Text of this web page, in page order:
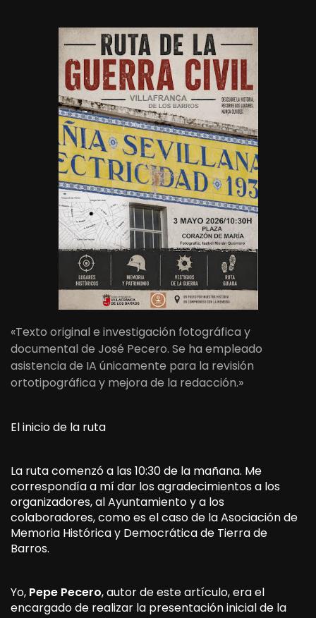
«Texto original e investigación fotográfica y
documental de José Pecero. Se ha empleado
asistencia de IA únicamente para la revisión
ortotipográfica y mejora de la redacción.»
El inicio de la ruta
La ruta comenzó a las 10:30 de la mañana. Me
correspondía a mí dar los agradecimientos a los
organizadores, al Ayuntamiento y a los
colaboradores, como es el caso de la Asociación de
Memoria Histórica y Democrática de Tierra de
Barros.
Yo, Pepe Pecero, autor de este artículo, era el
encargado de realizar la presentación inicial de la